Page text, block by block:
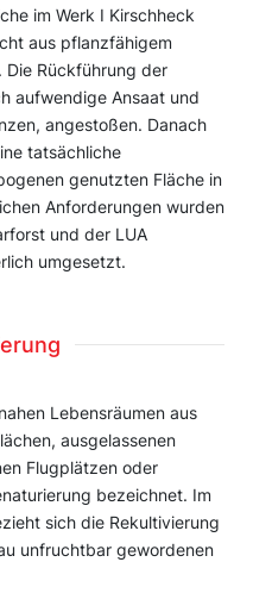
im Werk I Kirschheck
aus pflanzfähigem
Die Rückführung der
aufwendige Ansaat und
angestoßen. Danach
tatsächliche
genutzten Fläche in
Anforderungen wurden
und der LUA
umgesetzt.
Lebensräumen aus
ausgelassenen
Flugplätzen oder
bezeichnet. Im
sich die Rekultivierung
unfruchtbar gewordenen